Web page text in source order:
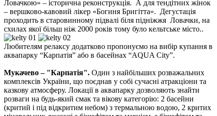
Ловачкою» – історична реконструкція. А для тендітних жінок
– вершково-кавовий лікер «Богиня Бригітта». Дегустація
проходить в старовинному підвалі біля підніжжя Ловачки, на
схилах якої більш ніж 2000 років тому було кельтське місто..
Любителям релаксу додатково пропонуємо на вибір купання в
аквапарку “Карпатія” або в басейнах “AQUA City”.
Мукачево – "Карпатія". Один з найбільших розважальних
комплексів України, що поєднав у собі сучасні атракціони та
казкову атмосферу. Локації в аквапарку дозволяють знайти
розваги на будь-який смак та вікову категорію: 2 басейни
(критий і під відкритим небом) з термальною водою, 2 критих